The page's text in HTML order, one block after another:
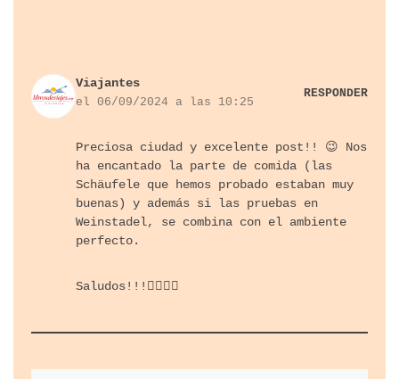
Viajantes
el 06/09/2024 a las 10:25
RESPONDER
Preciosa ciudad y excelente post!! 😉 Nos
ha encantado la parte de comida (las
Schäufele que hemos probado estaban muy
buenas) y además si las pruebas en
Weinstadel, se combina con el ambiente
perfecto.
Saludos!!!🙋‍♂️🙋‍♀️